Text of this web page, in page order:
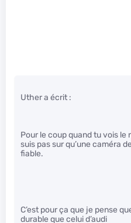
Uther a écrit :
Pour le coup quand tu vois
suis pas sur qu’une caméra
fiable.
C’est pour ça que je pense
durable que celui d’audi